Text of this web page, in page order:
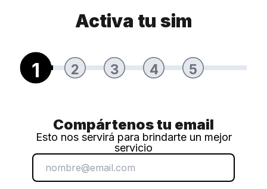
Activa tu sim
1 2 3 4 5
Compártenos tu email
Esto nos servirá para brindarte un mejor
servicio